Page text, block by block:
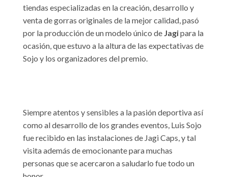
tiendas especializadas en la creación, desarrollo y
venta de gorras originales de la mejor calidad, pasó
por la producción de un modelo único de Jagipara la
ocasión, que estuvo a la altura de las expectativas de
Sojo y los organizadores del premio.
Siempre atentos y sensibles a la pasión deportiva así
como al desarrollo de los grandes eventos, Luis Sojo
fue recibido en las instalaciones de Jagi Caps, y tal
visita además de emocionante para muchas
personas que se acercaron a saludarlo fue todo un